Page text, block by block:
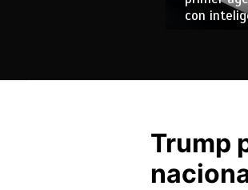
con
Trump